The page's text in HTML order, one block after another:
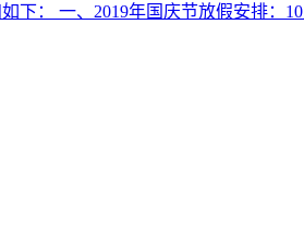
： 一、2019年国庆节放假安排：